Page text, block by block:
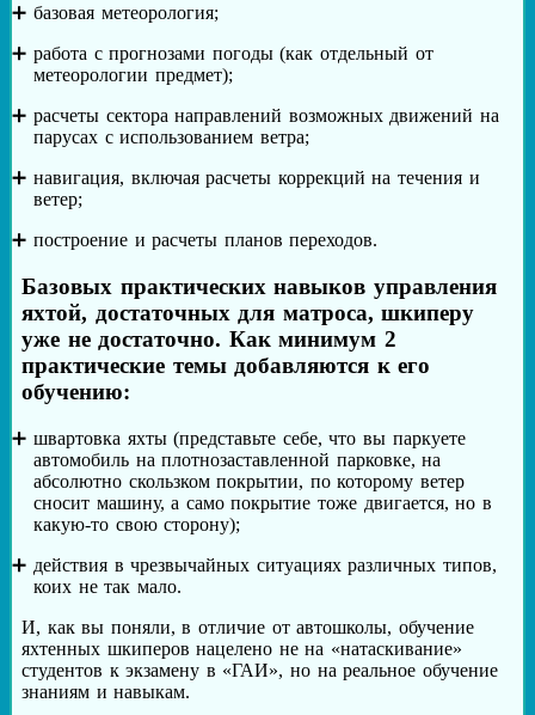
базовая метеорология;
работа с прогнозами погоды (как отдельный от
метеорологии предмет);
расчеты сектора направлений возможных движений на
парусах с использованием ветра;
навигация, включая расчеты коррекций на течения и
ветер;
построение и расчеты планов переходов.
Базовых практических навыков управления
яхтой, достаточных для матроса, шкиперу
уже не достаточно. Как минимум 2
практические темы добавляются к его
обучению:
швартовка яхты (представьте себе, что вы паркуете
автомобиль на плотнозаставленной парковке, на
абсолютно скользком покрытии, по которому ветер
сносит машину, а само покрытие тоже двигается, но в
какую-то свою сторону);
действия в чрезвычайных ситуациях различных типов,
коих не так мало.
И, как вы поняли, в отличие от автошколы, обучение
яхтенных шкиперов нацелено не на «натаскивание»
студентов к экзамену в «ГАИ», но на реальное обучение
знаниям и навыкам.